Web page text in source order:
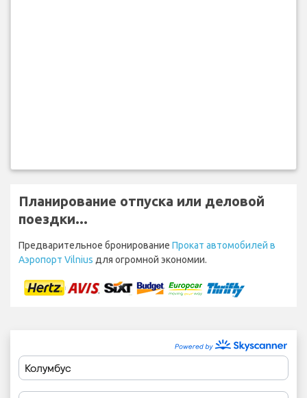
Планирование отпуска или деловой
поездки...
Предварительное бронирование Прокат автомобилей в
Аэропорт Vilnius для огромной экономии.